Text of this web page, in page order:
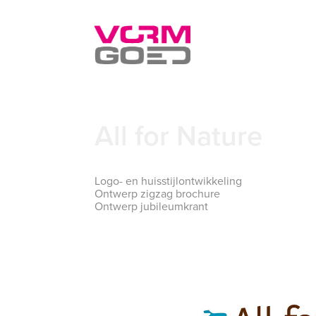
Logo- en huisstijlontwikkeling
Ontwerp zigzag brochure
Ontwerp jubileumkrant